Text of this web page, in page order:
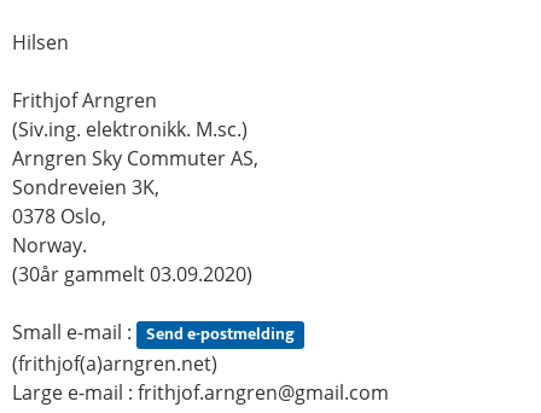
Hilsen
Frithjof Arngren
(Siv.ing. elektronikk. M.sc.)
Arngren Sky Commuter AS,
Sondreveien 3K,
0378 Oslo,
Norway.
(30år gammelt 03.09.2020)
Small e-mail : Send e-postmelding
(frithjof(a)arngren.net)
Large e-mail : frithjof.arngren@gmail.com